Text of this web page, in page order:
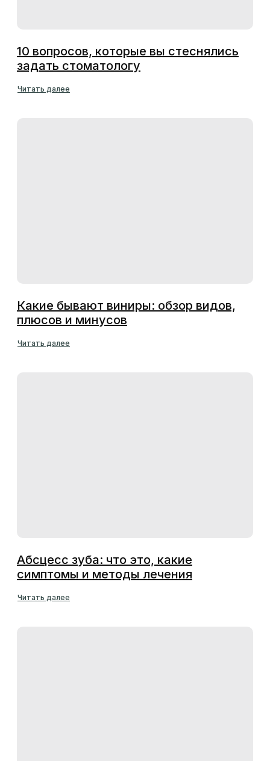
10 вопросов, которые вы стеснялись
задать стоматологу
Читать далее
Какие бывают виниры: обзор видов,
плюсов и минусов
Читать далее
Абсцесс зуба: что это, какие
симптомы и методы лечения
Читать далее